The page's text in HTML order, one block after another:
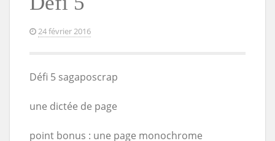
24 février 2016
Défi 5 sagaposcrap
une dictée de page
point bonus : une page monochrome